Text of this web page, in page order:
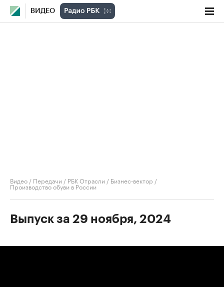
ВИДЕО
Видео / Передачи / РБК Отрасли / Бизнес-вектор /
Производство обуви в России
Выпуск за 29 ноября, 2024